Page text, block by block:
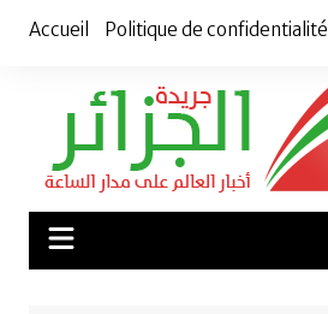
Accueil Politique de confidentialité